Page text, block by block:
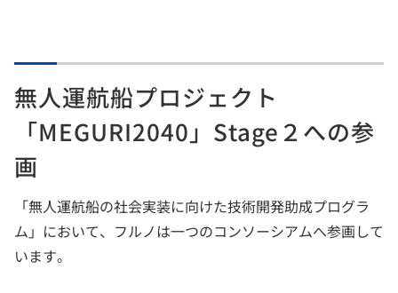
無人運航船プロジェクト
「MEGURI2040」Stage２への参
画
「無人運航船の社会実装に向けた技術開発助成プログラ
ム」において、フルノは一つのコンソーシアムへ参画して
います。